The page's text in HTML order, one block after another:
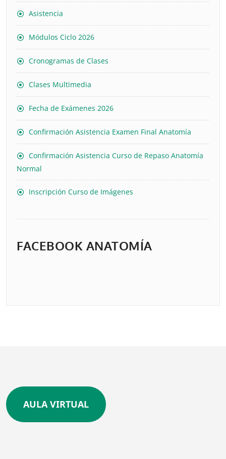
Asistencia
Módulos Ciclo 2026
Cronogramas de Clases
Clases Multimedia
Fecha de Exámenes 2026
Confirmación Asistencia Examen Final Anatomía
Confirmación Asistencia Curso de Repaso Anatomía
Normal
Inscripción Curso de Imágenes
FACEBOOK ANATOMÍA
AULA VIRTUAL